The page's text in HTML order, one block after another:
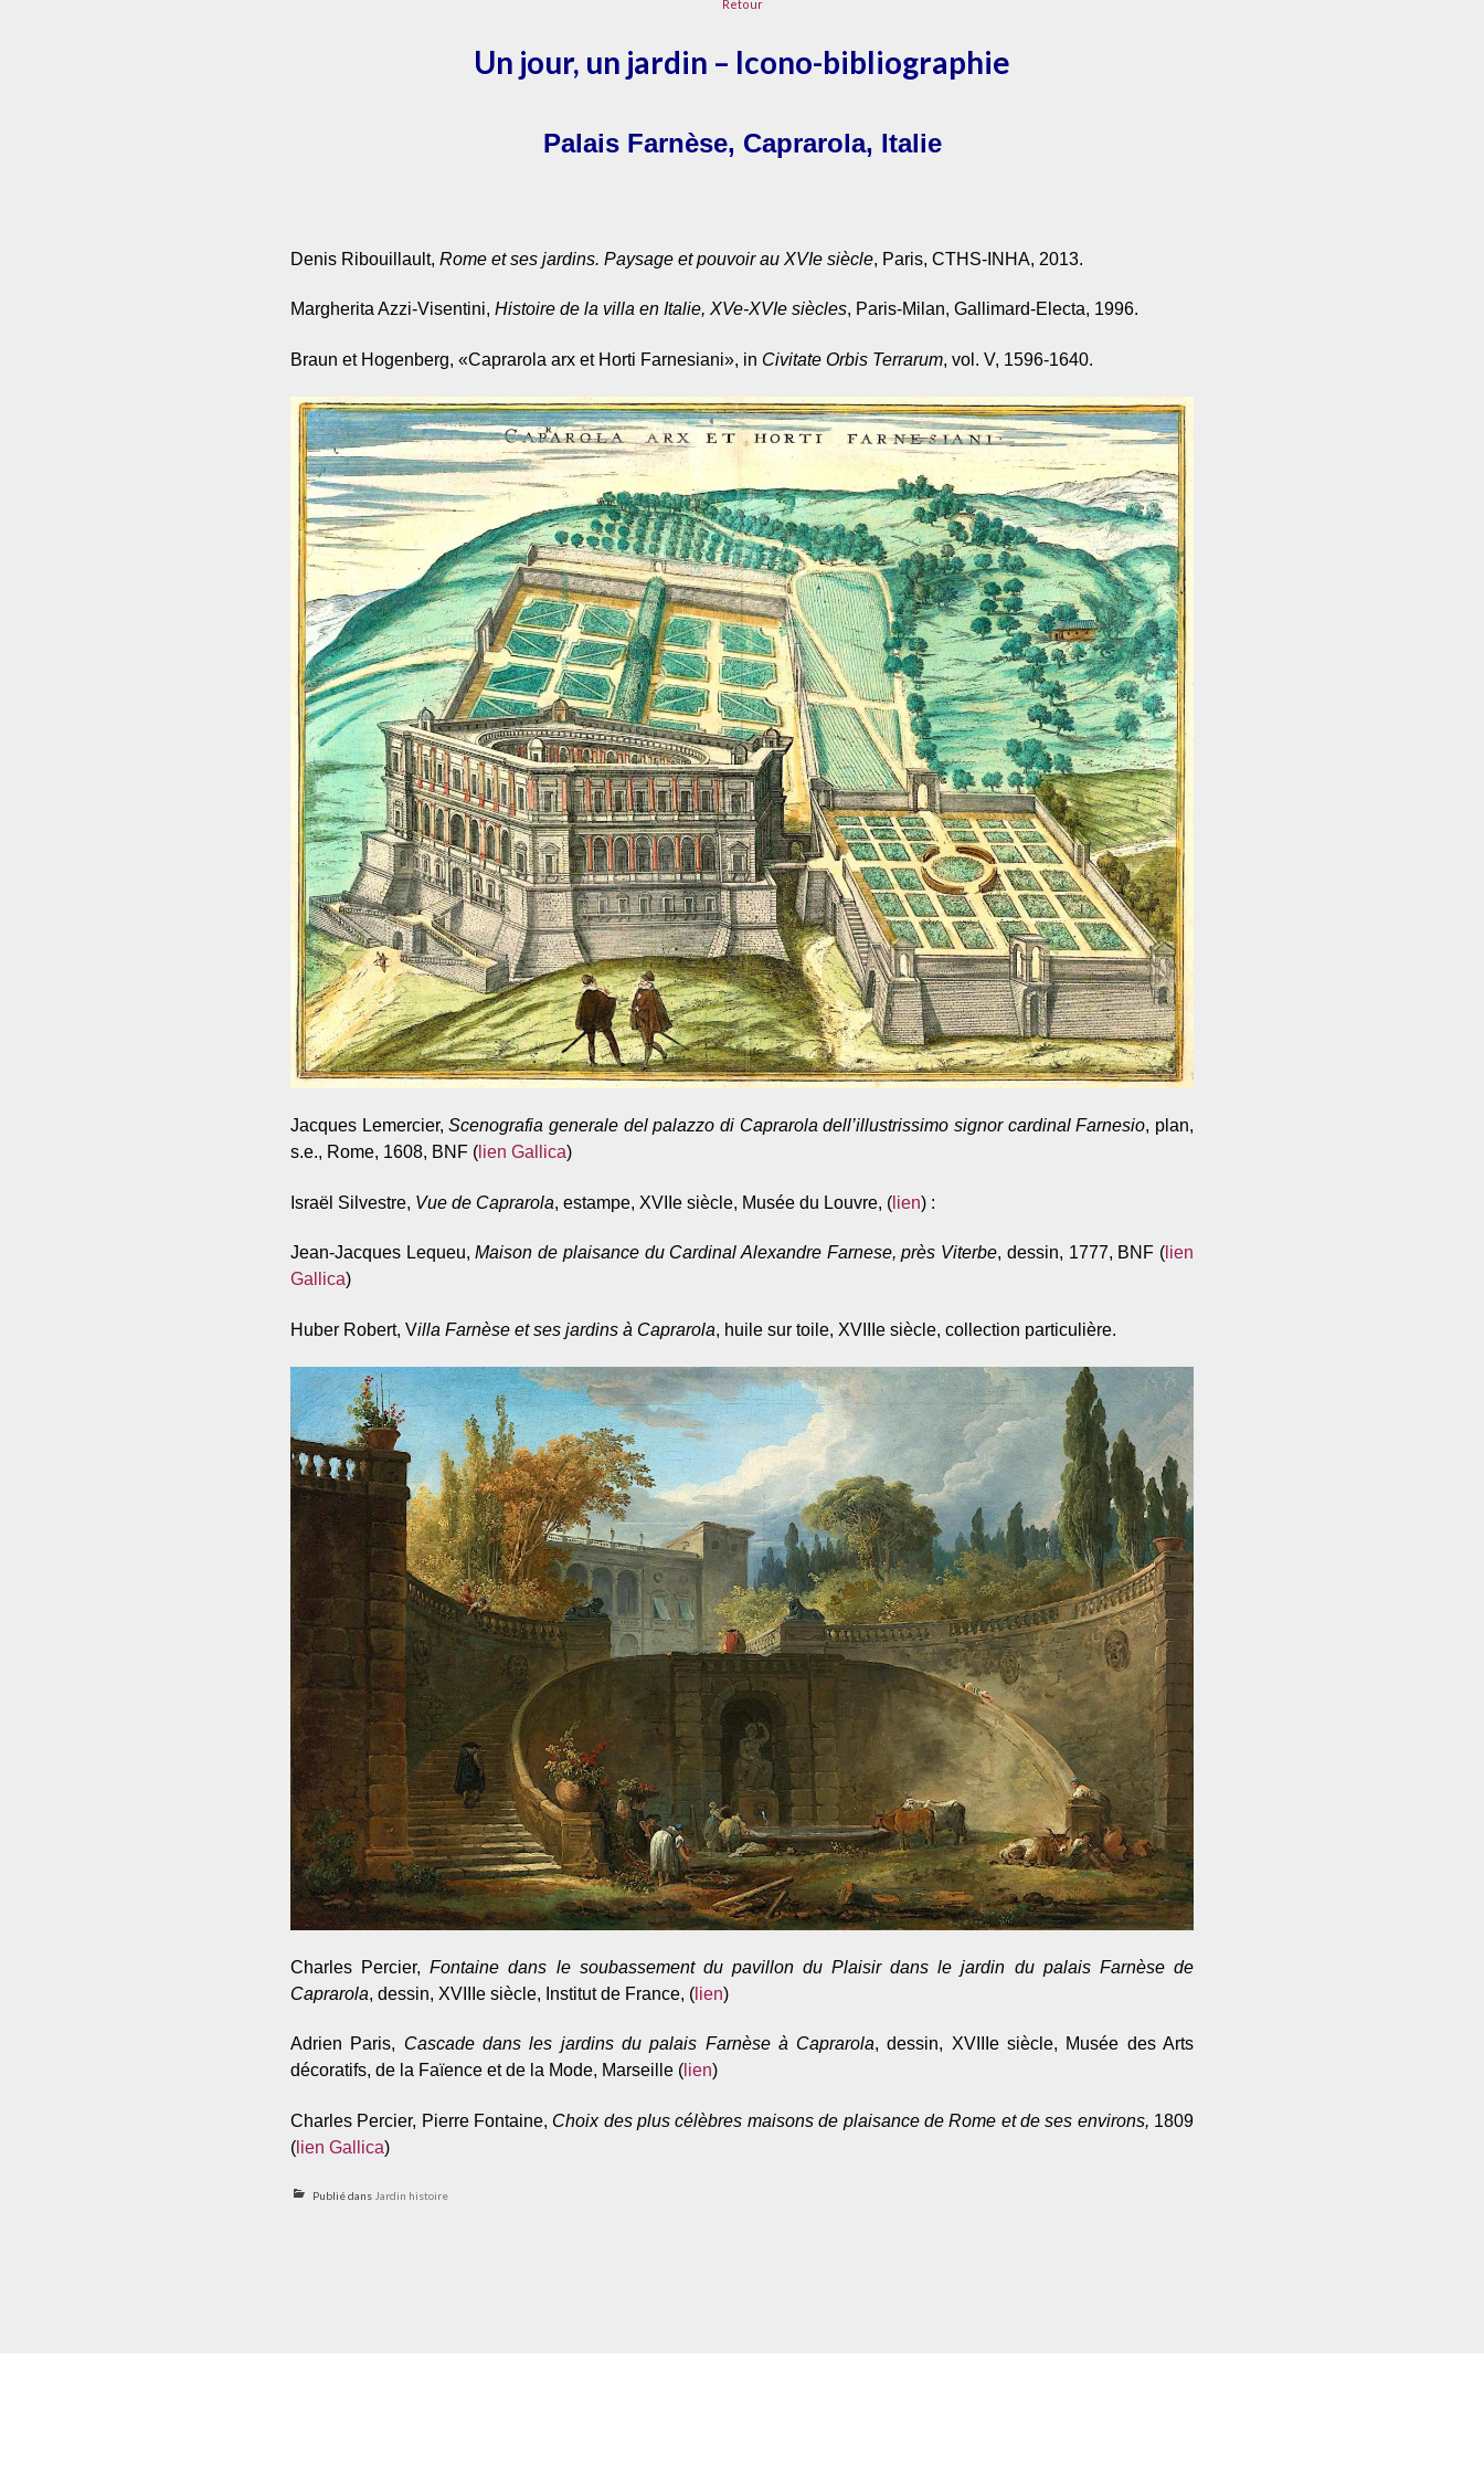
Retour
Un jour, un jardin – Icono-bibliographie
Palais Farnèse, Caprarola, Italie
Denis Ribouillault,Rome et ses jardins. Paysage et pouvoir au XVIe siècle, Paris, CTHS-INHA, 2013.
Margherita Azzi-Visentini,Histoire de la villa en Italie, XVe-XVIe siècles, Paris-Milan, Gallimard-Electa, 1996.
Braun et Hogenberg, «Caprarola arx et Horti Farnesiani», in Civitate Orbis Terrarum, vol. V, 1596-1640.
Jacques Lemercier, Scenografia generale del palazzo di Caprarola dell’illustrissimo signor cardinal Farnesio, plan,
s.e., Rome, 1608, BNF ( lien Gallica)
Israël Silvestre, Vue de Caprarola, estampe, XVIIe siècle, Musée du Louvre, ( lien) :
Jean-Jacques Lequeu,Maison de plaisance du Cardinal Alexandre Farnese, près Viterbe, dessin, 1777, BNF (lien
Gallica)
Huber Robert, Villa Farnèse et ses jardins à Caprarola, huile sur toile, XVIIIe siècle, collection particulière.
Charles Percier,Fontaine dans le soubassement du pavillon du Plaisir dans le jardin du palais Farnèse de
Caprarola, dessin, XVIIIe siècle, Institut de France, ( lien)
Adrien Paris, Cascade dans les jardins du palais Farnèse à Caprarola, dessin, XVIIIe siècle, Musée des Arts
décoratifs, de la Faïence et de la Mode, Marseille ( lien)
Charles Percier, Pierre Fontaine, Choix des plus célèbres maisons de plaisance de Rome et de ses environs, 1809
( lien Gallica)
Publié dans Jardin histoire